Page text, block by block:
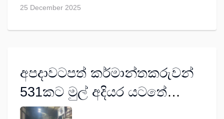
25 December 2025
අපදාවටපත් කර්මාන්තකරුවන්
531කට මුල් අදියර යටතේ
රුපියල් මිලියන 106ක්‌